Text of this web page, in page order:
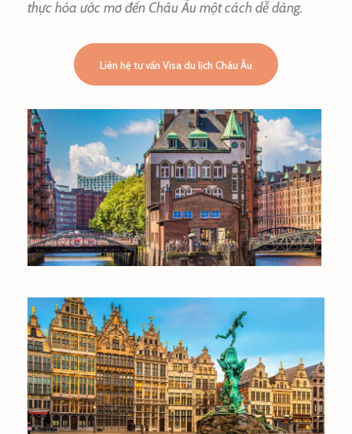
thực hóa ước mơ đến Châu Âu một cách dễ dàng.
Liên hệ tư vấn Visa du lịch Châu Âu
ĐỨC
BỈ